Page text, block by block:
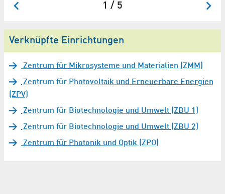
1 / 5
Verknüpfte Einrichtungen
Zentrum für Mikrosysteme und Materialien (ZMM)
Zentrum für Photovoltaik und Erneuerbare Energien
(ZPV)
Zentrum für Biotechnologie und Umwelt (ZBU 1)
Zentrum für Biotechnologie und Umwelt (ZBU 2)
Zentrum für Photonik und Optik (ZPO)